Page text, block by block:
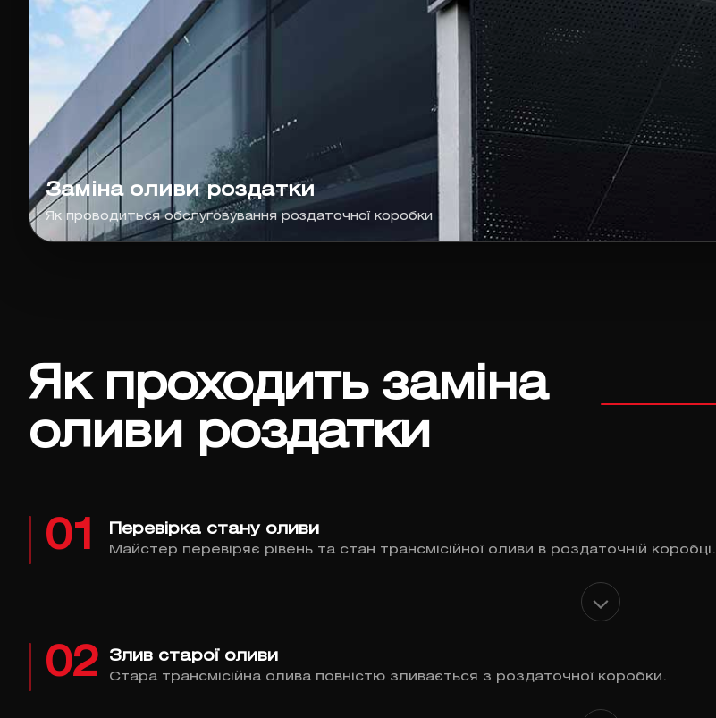
Заміна оливи роздатки
Як проводиться обслуговування роздаточної коробки
Як проходить заміна
оливи роздатки
01 Перевірка стану оливи
Майстер перевіряє рівень та стан трансмісійної оливи в роздаточній коробці.
02 Злив старої оливи
Стара трансмісійна олива повністю зливається з роздаточної коробки.